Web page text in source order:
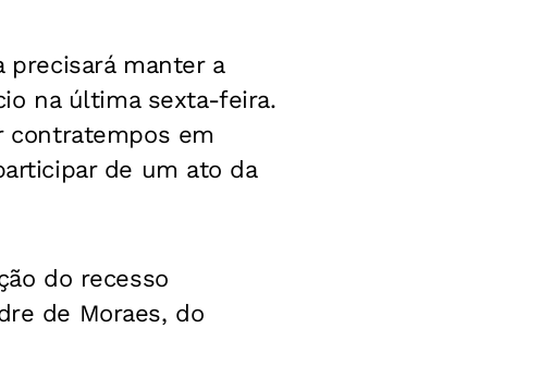
precisará manter a
na última sexta-feira.
contratempos em
de um ato da
do recesso
de Moraes, do